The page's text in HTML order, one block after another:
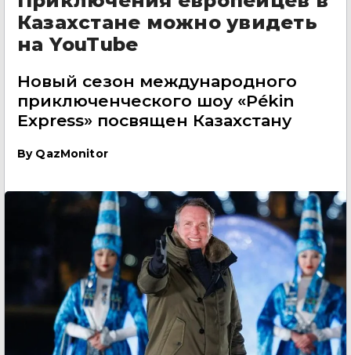
Казахстане можно увидеть
на YouTube
Новый сезон международного
приключенческого шоу «Pékin
Express» посвящен Казахстану
By QazMonitor